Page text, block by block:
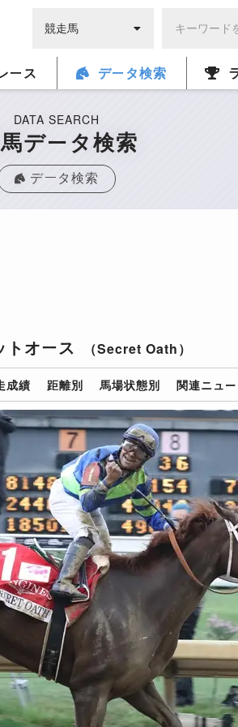
ース データ検索
DATA SEARCH
データ検索
データ検索
トオース （Secret Oath）
成績 距離別 馬場状態別 関連ニュ